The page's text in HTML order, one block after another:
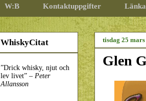
W:B Kontaktuppgifter
tisdag 25
Glen
WhiskyCitat
”Drick whisky, njut och
lev livet” – Peter
Allansson